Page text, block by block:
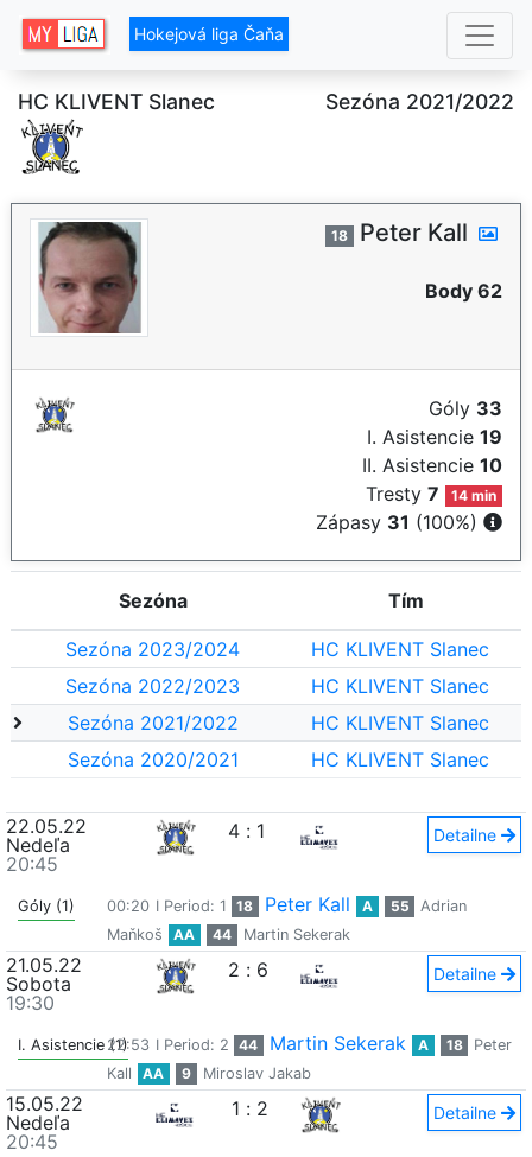
Hokejová liga Čaňa
HC KLIVENT Slanec Sezóna 2021/2022
18 Peter Kall
Body 62
Góly 33
I. Asistencie 19
II. Asistencie 10
Tresty7 14 min
Zápasy 31 (100%)
Sezóna Tím
Sezóna 2023/2024
HC KLIVENT Slanec
Sezóna 2022/2023
HC KLIVENT Slanec
Sezóna 2021/2022
HC KLIVENT Slanec
Sezóna 2020/2021
HC KLIVENT Slanec
22.05.22
Nedeľa
20:45
4 : 1 Detailne
Góly (1) 00:20 I Period: 1 18 Peter Kall A 55
Adrian
Maňkoš
AA 44 Martin Sekerak
21.05.22
Sobota
19:30
2 : 6 Detailne
I. Asistencie (1)22:53 I Period: 2 44 Martin Sekerak A 18
Peter
Kall
AA 9 Miroslav Jakab
15.05.22
Nedeľa
20:45
1 : 2 Detailne